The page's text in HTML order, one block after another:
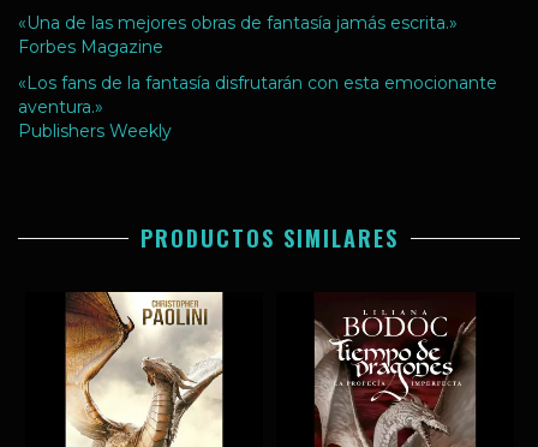
«Una de las mejores obras de fantasía jamás escrita.»
Forbes Magazine
«Los fans de la fantasía disfrutarán con esta emocionante
aventura.»
Publishers Weekly
PRODUCTOS SIMILARES